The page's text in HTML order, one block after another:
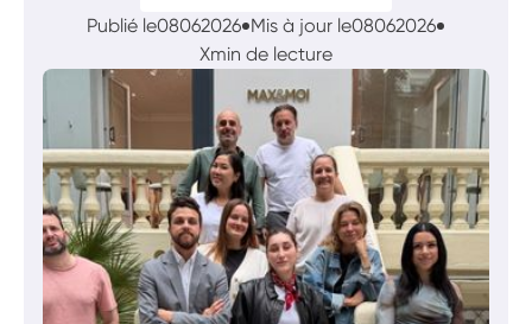
Publié le08062026 Mis à jour le08062026
Xmin de lecture